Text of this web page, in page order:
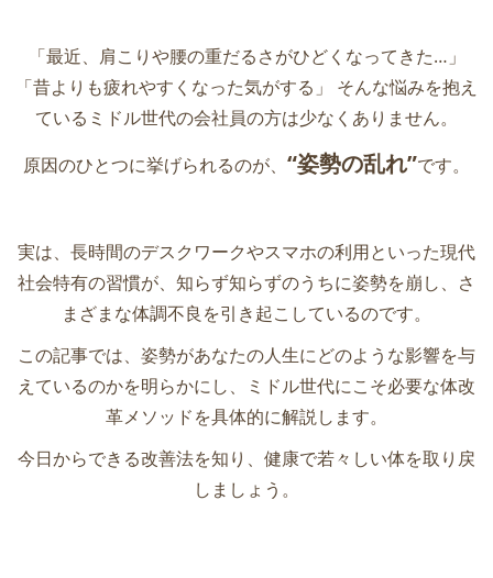
「最近、肩こりや腰の重だるさがひどくなってきた…」
「昔よりも疲れやすくなった気がする」 そんな悩みを抱え
ているミドル世代の会社員の方は少なくありません。
原因のひとつに挙げられるのが、 “姿勢の乱れ”です。
実は、長時間のデスクワークやスマホの利用といった現代
社会特有の習慣が、知らず知らずのうちに姿勢を崩し、さ
まざまな体調不良を引き起こしているのです。
この記事では、姿勢があなたの人生にどのような影響を与
えているのかを明らかにし、ミドル世代にこそ必要な体改
革メソッドを具体的に解説します。
今日からできる改善法を知り、健康で若々しい体を取り戻
しましょう。